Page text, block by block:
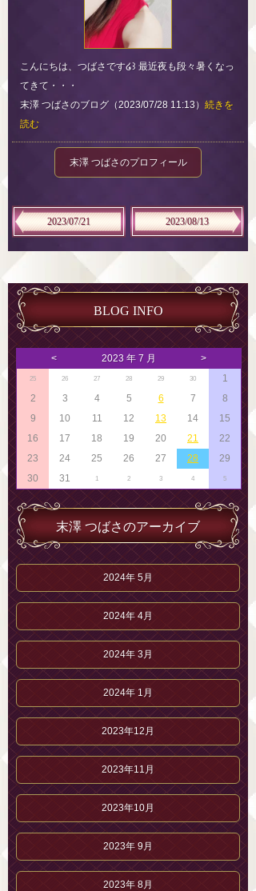
こんにちは、つばさです໒꒱ 最近夜も段々暑くなっ
てきて・・・
末澤 つばさのブログ（2023/07/28 11:13） 続きを
読む
末澤 つばさのプロフィール
2023/07/21 2023/08/13
BLOG INFO
< 2023 年 7 月 >
25 26 27 28 29 30
1
2
3 4 5 6 7
8
9
10 11 12 13 14
15
16
17 18 19 20 21
22
23
24 25 26 27 28
29
30
31 1 2 3 4 5
末澤 つばさのアーカイブ
2024年 5月
2024年 4月
2024年 3月
2024年 1月
2023年12月
2023年11月
2023年10月
2023年 9月
2023年 8月